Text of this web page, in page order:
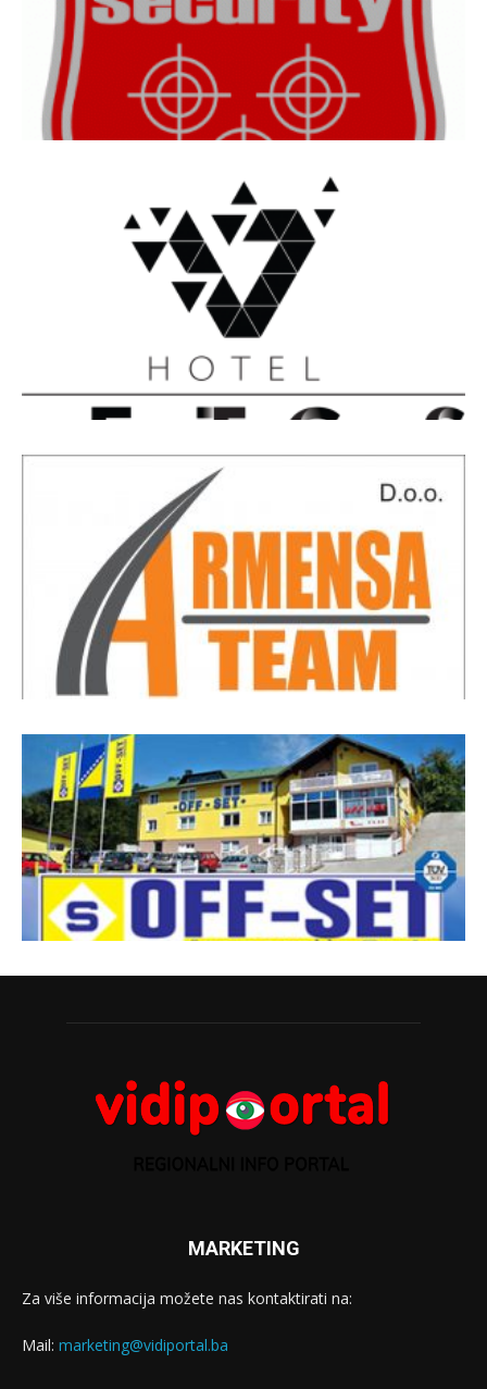
MARKETING
Za više informacija možete nas kontaktirati na:
Mail: marketing@vidiportal.ba